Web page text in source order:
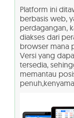
Platform ini
berbasis web,
perdagangan,
diakses dari
browser mana
Versi yang
tersedia,
memantau